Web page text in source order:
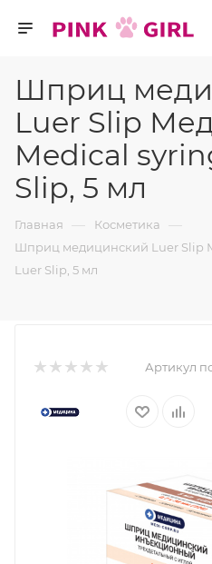
Шприц
Luer Slip
Medical
Slip, 5 мл
Главная — Косметика —
Шприц медицинский Luer Slip
Luer Slip, 5 мл
Артикул